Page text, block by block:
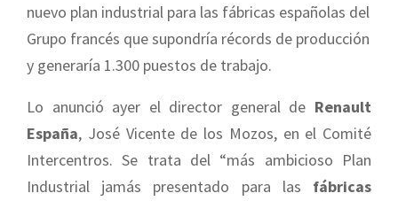
nuevo plan industrial para las fábricas españolas del
Grupo francés que supondría récords de producción
y generaría 1.300 puestos de trabajo.
Lo anunció ayer el director general de Renault
España, José Vicente de los Mozos, en el Comité
Intercentros. Se trata del “más ambicioso Plan
Industrial jamás presentado para las fábricas